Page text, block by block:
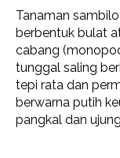
Tanaman
berbentuk bulat
cabang
tunggal saling
tepi rata dan
berwarna putih
pangkal dan